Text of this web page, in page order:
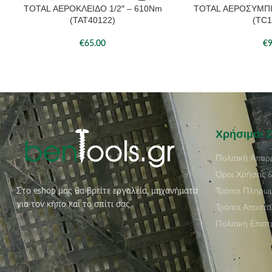
ΠΡΟΣΘΉΚΗ ΣΤΟ ΚΑΛΆΘΙ
TOTAL ΑΕΡΟΚΛΕΙΔΟ 1/2″ – 610Nm
(TAT40122)
€65.00
ΠΡΟΣΘΉΚΗ ΣΤΟ
TOTAL
€
Στο eshop μας θα βρείτε εργαλεία, μηχανήματα
για τον κήπο και το σπίτι σας
Χρήσιμοι
Πολιτική
Όροι Χρήσεις
Τρόποι
Τρόποι
Πολιτική